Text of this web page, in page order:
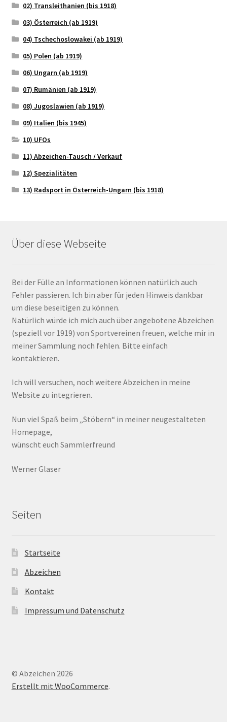
02) Transleithanien (bis 1918)
03) Österreich (ab 1919)
04) Tschechoslowakei (ab 1919)
05) Polen (ab 1919)
06) Ungarn (ab 1919)
07) Rumänien (ab 1919)
08) Jugoslawien (ab 1919)
09) Italien (bis 1945)
10) UFOs
11) Abzeichen-Tausch / Verkauf
12) Spezialitäten
13) Radsport in Österreich-Ungarn (bis 1918)
Über diese Webseite
Bei der Fülle an Informationen können natürlich auch
Fehler passieren. Ich bin aber für jeden Hinweis dankbar
um diese beseitigen zu können.
Natürlich würde ich mich auch über angebotene Abzeichen
(speziell vor 1919) von Sportvereinen freuen, welche mir in
meiner Sammlung noch fehlen. Bitte einfach
kontaktieren.
Ich will versuchen, noch weitere Abzeichen in meine
Website zu integrieren.
Nun viel Spaß beim „Stöbern“ in meiner neugestalteten
Homepage,
wünscht euch Sammlerfreund
Werner Glaser
Seiten
Startseite
Abzeichen
Kontakt
Impressum und Datenschutz
© Abzeichen 2026
Erstellt mit WooCommerce.